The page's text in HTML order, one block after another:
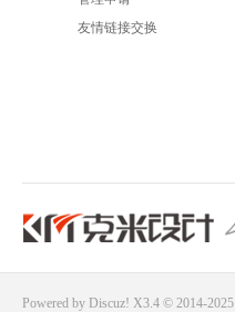
友情链接交换
Powered by Discuz! X3.4 © 2014-2025